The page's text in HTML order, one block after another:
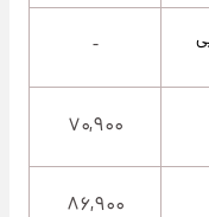
۷۰,۹۰۰
۸۶,۹۰۰